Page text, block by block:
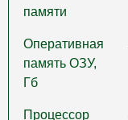
памяти
Оперативная
память ОЗУ,
Гб
Процессор